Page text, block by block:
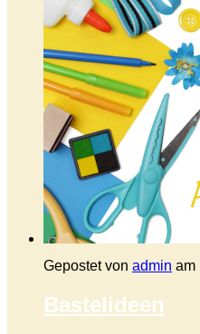
Gepostet von admin am
Bastelideen